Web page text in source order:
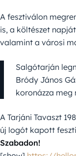
A fesztiválon
is, a költészet
valamint a városi
Salgótarján
Bródy János
koronázza meg
A Tarjáni Tavaszt
új logót kapott
Szabadon!